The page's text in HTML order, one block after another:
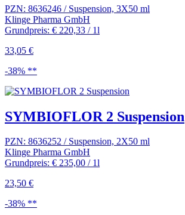
PZN: 8636246 / Suspension, 3X50 ml
Klinge Pharma GmbH
Grundpreis: € 220,33 / 1l
33,05 €
-38% **
SYMBIOFLOR 2 Suspension
PZN: 8636252 / Suspension, 2X50 ml
Klinge Pharma GmbH
Grundpreis: € 235,00 / 1l
23,50 €
-38% **